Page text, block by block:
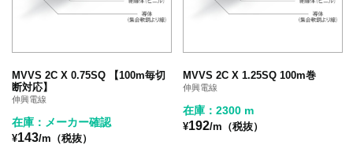
MVVS 2C X 0.75SQ 【100m毎切
断対応】
伸興電線
在庫：メーカー確認
¥143/m（税抜）
MVVS 2C X 1.25SQ 100m巻
伸興電線
在庫：2300 m
¥192/m（税抜）